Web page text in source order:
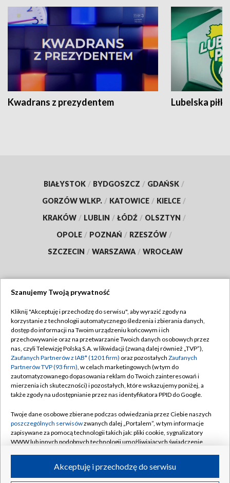
Kwadrans z prezydentem Lubelska piłka
BIAŁYSTOK / BYDGOSZCZ / GDAŃSK /
GORZÓW WLKP. / KATOWICE / KIELCE /
KRAKÓW / LUBLIN / ŁÓDŹ / OLSZTYN /
OPOLE / POZNAŃ / RZESZÓW /
SZCZECIN / WARSZAWA / WROCŁAW
TVP
Abonament TVP
Emisja w TVP
Centrum informacji TVP
Naziemna Telewizja Cyfrowa
Rada Programowa
System NOS
Informacje o nadawcy
Program dla prasy
Regulamin TVP
Polityka prywatności
Moje zgody
Pomoc
Kontakt
Kanały
Szanujemy Twoją prywatność
Kliknij "Akceptuję i przechodzę do serwisu", aby wyrazić zgody na
korzystanie z technologii automatycznego śledzenia i zbierania danych,
dostęp do informacji na Twoim urządzeniu końcowym i ich
przechowywanie oraz na przetwarzanie Twoich danych osobowych przez
nas, czyli Telewizję Polską S.A. w likwidacji (zwaną dalej również „TVP”),
Zaufanych Partnerów z IAB* (1201 firm) oraz pozostałych Zaufanych
Partnerów TVP (93 firm), w celach marketingowych (w tym do
zautomatyzowanego dopasowania reklam do Twoich zainteresowań i
mierzenia ich skuteczności) i pozostałych, które wskazujemy poniżej, a
także zgody na udostępnianie przez nas identyfikatora PPID do Google.
Twoje dane osobowe zbierane podczas odwiedzania przez Ciebie naszych
poszczególnych serwisówzwanych dalej „Portalem”, w tym informacje
zapisywane za pomocą technologii takich jak: pliki cookie, sygnalizatory
WWW lub innych podobnych technologii umożliwiających świadczenie
ruchu w Internecie.Akceptuję i przechodzę do serwisu